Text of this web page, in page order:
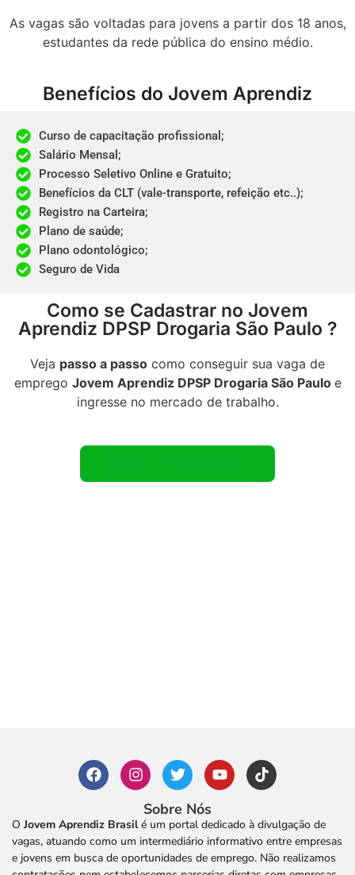
As vagas são voltadas para jovens a partir dos 18 anos,
estudantes da rede pública do ensino médio.
Benefícios do Jovem Aprendiz
Curso de capacitação profissional;​
Salário Mensal;​
Processo Seletivo Online e Gratuito;​
Benefícios da CLT (vale-transporte, refeição etc..);​
Registro na Carteira;​
Plano de saúde;
Plano odontológico;
Seguro de Vida
Como se Cadastrar no Jovem
Aprendiz DPSP Drogaria São Paulo ?
Veja passo a passo como conseguir sua vaga de
emprego Jovem Aprendiz DPSP Drogaria São Paulo e
ingresse no mercado de trabalho.
QUERO ME CADASTRAR
Sobre Nós
O Jovem Aprendiz Brasilé um portal dedicado à divulgação de
vagas, atuando como um intermediário informativo entre empresas
e jovens em busca de oportunidades de emprego. Não realizamos